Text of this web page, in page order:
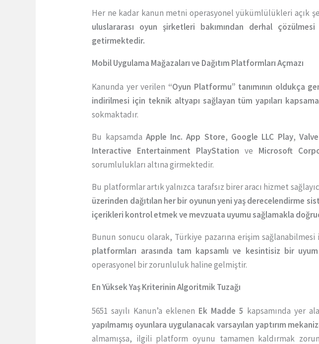
Her ne kadar kanun metni operasyonel yükümlülükleri açık
uluslararası oyun şirketleri bakımından derhal
getirmektedir.
Mobil Uygulama Mağazaları ve Dağıtım Platformları Açmazı
Kanunda yer verilen “Oyun Platformu” tanımının oldukça
indirilmesi için teknik altyapı sağlayan tüm yapıları
sokmaktadır.
Bu kapsamda Apple Inc. App Store, Google LLC Play,
Interactive Entertainment PlayStation ve Microsoft
sorumlulukları altına girmektedir.
Bu platformlar artık yalnızca tarafsız birer aracı hizmet
üzerinden dağıtılan her bir oyunun yeni yaş derecelendirme
içerikleri kontrol etmek ve mevzuata uyumu sağlamakla
Bunun sonucu olarak, Türkiye pazarına erişim sağlanabilmesi
platformları arasında tam kapsamlı ve kesintisiz bir
operasyonel bir zorunluluk haline gelmiştir.
En Yüksek Yaş Kriterinin Algoritmik Tuzağı
5651 sayılı Kanun’a eklenen Ek Madde 5 kapsamında yer
yapılmamış oyunlara uygulanacak varsayılan yaptırım
almamışsa, ilgili platform oyunu tamamen kaldırmak